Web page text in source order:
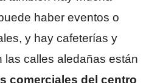
haber eventos o
y hay cafeterías y
las calles aledañas están
comerciales del centro